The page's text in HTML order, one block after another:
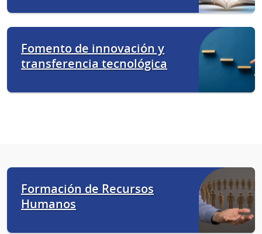
Fomento de innovación y
transferencia tecnológica
Formación de Recursos
Humanos